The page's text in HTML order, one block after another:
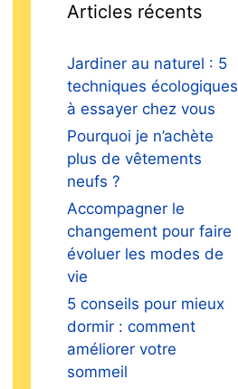
Articles récents
Jardiner au naturel : 5
techniques écologiques
à essayer chez vous
Pourquoi je n’achète
plus de vêtements
neufs ?
Accompagner le
changement pour faire
évoluer les modes de
vie
5 conseils pour mieux
dormir : comment
améliorer votre
sommeil